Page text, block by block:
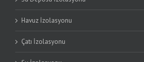
Havuz İzolasyonu
Çatı İzolasyonu